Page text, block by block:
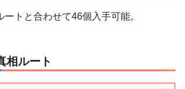
トと合わせて46個入手可能。
相ルート